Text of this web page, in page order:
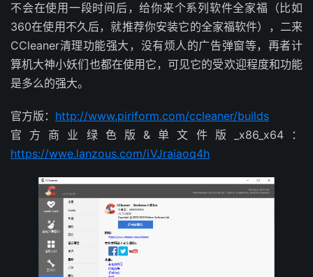
不会在使用一段时间后，给你来个系列软件全家福（比如
360在使用不久后，就推荐你安装它的全家福软件），二来
CCleaner清理功能强大，没有烦人的广告弹窗等，再者计
算机大神小妖们也都在使用它，可见它的受欢迎程度和功能
是多么的强大。
官方版： http://www.piriform.com/ccleaner/builds
官方商业绿色版&单文件版_x86_x64：
https://wwe.lanzous.com/iVJraiaoq4h